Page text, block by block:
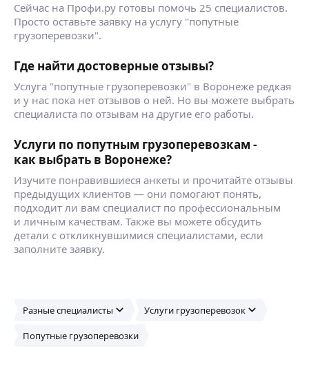
Сейчас на Профи.ру готовы помочь 25 специалистов.
Просто оставьте заявку на услугу "попутные
грузоперевозки".
Где найти достоверные отзывы?
Услуга "попутные грузоперевозки" в Воронеже редкая
и у нас пока нет отзывов о ней. Но вы можете выбрать
специалиста по отзывам на другие его работы.
Услуги по попутным грузоперевозкам -
как выбрать в Воронеже?
Изучите понравившиеся анкеты и прочитайте отзывы
предыдущих клиентов — они помогают понять,
подходит ли вам специалист по профессиональным
и личным качествам. Также вы можете обсудить
детали с откликнувшимися специалистами, если
заполните заявку.
Разные специалисты Услуги грузоперевозок
Попутные грузоперевозки